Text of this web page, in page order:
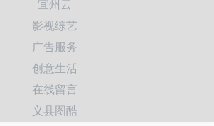
宜州云
影视综艺
广告服务
创意生活
在线留言
义县图酷